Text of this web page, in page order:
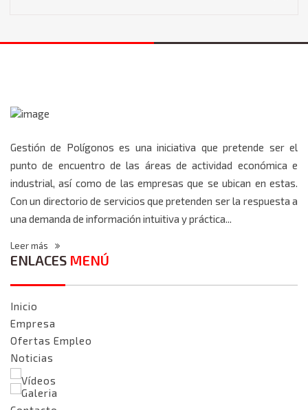
Gestión de Polígonos es una iniciativa que pretende ser el
punto de encuentro de las áreas de actividad económica e
industrial, así como de las empresas que se ubican en estas.
Con un directorio de servicios que pretenden ser la respuesta a
una demanda de información intuitiva y práctica...
Leer más
ENLACES MENÚ
Inicio
Empresa
Ofertas Empleo
Noticias
Vídeos
Galeria